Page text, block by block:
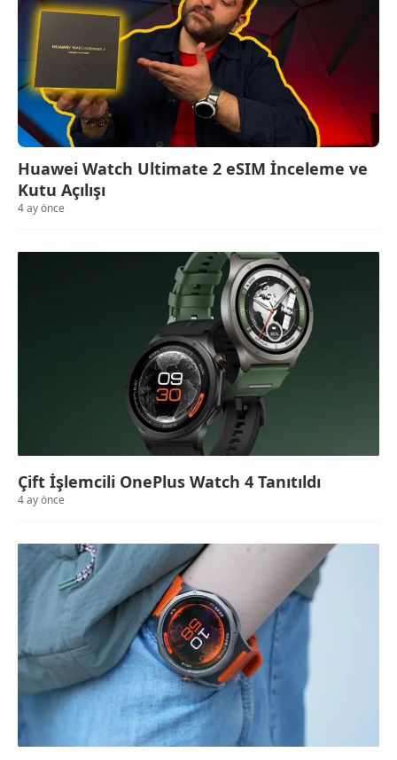
Huawei Watch Ultimate 2 eSIM İnceleme ve
Kutu Açılışı
4 ay önce
Çift İşlemcili OnePlus Watch 4 Tanıtıldı
4 ay önce